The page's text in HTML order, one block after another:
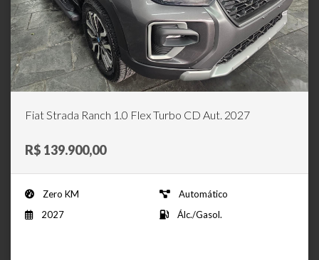
Fiat Strada Ranch 1.0 Flex Turbo CD Aut. 2027
R$ 139.900,00
Zero KM
Automático
2027
Álc./Gasol.